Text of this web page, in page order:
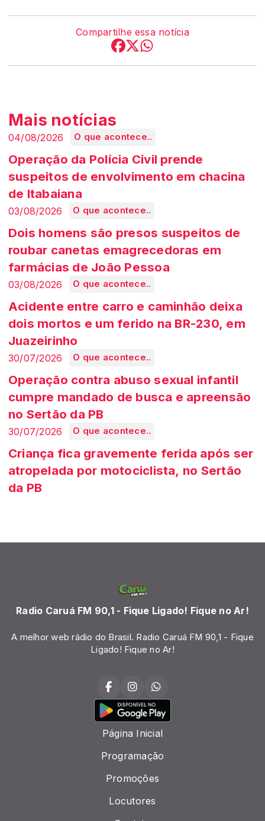
Compartilhe essa notícia
Mais notícias
O que acontece..
04/08/2026
Operação da Polícia Civil prende
suspeitos de envolvimento em chacina
de Itabaiana
O que acontece..
03/08/2026
Dois homens são presos suspeitos de
roubar canetas emagrecedoras em
farmácias de João Pessoa
O que acontece..
03/08/2026
Acidente entre carro e caminhão deixa
dois mortos e um ferido na BR-230, em
Juazeirinho
O que acontece..
30/07/2026
Operação contra abuso sexual infantil
cumpre mandado de busca e apreensão
no Sertão da PB
O que acontece..
30/07/2026
Criança fica gravemente ferida após ser
atropelada por motociclista, no Sertão
da PB
Radio Caruá FM 90,1 - Fique Ligado! Fique no Ar!
A melhor web rádio do Brasil. Radio Caruá FM 90,1 - Fique
Ligado! Fique no Ar!
Página Inicial
Programação
Promoções
Locutores